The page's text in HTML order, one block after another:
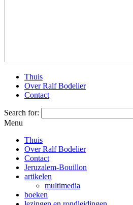
Thuis
Over Ralf Bodelier
Contact
Search for:
Menu
Thuis
Over Ralf Bodelier
Contact
Jeruzalem-Bouillon
artikelen
multimedia
boeken